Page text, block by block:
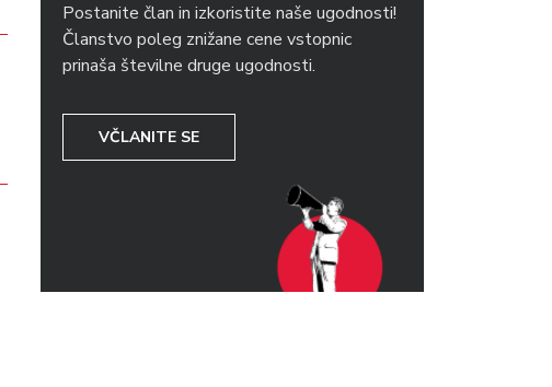
Postanite član in izkoristite naše ugodnosti!
Članstvo poleg znižane cene vstopnic
prinaša številne druge ugodnosti.
VČLANITE SE